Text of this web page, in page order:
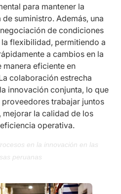
para mantener la
suministro. Además, una
de condiciones
flexibilidad, permitiendo a
a cambios en la
eficiente en
colaboración estrecha
innovación conjunta, lo que
trabajar juntos
la calidad de los
operativa.
en la innovación en las
peruanas